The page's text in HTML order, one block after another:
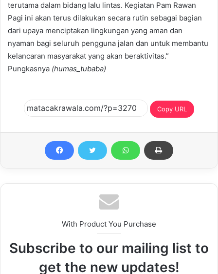
terutama dalam bidang lalu lintas. Kegiatan Pam Rawan
Pagi ini akan terus dilakukan secara rutin sebagai bagian
dari upaya menciptakan lingkungan yang aman dan
nyaman bagi seluruh pengguna jalan dan untuk membantu
kelancaran masyarakat yang akan beraktivitas.”
Pungkasnya (humas_tubaba)
Copy URL
With Product You Purchase
Subscribe to our mailing list to
get the new updates!